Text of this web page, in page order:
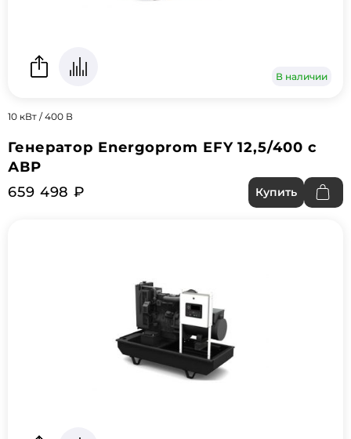
В наличии
10 кВт / 400 В
Генератор Energoprom EFY 12,5/400 с
АВР
659 498 ₽
Купить